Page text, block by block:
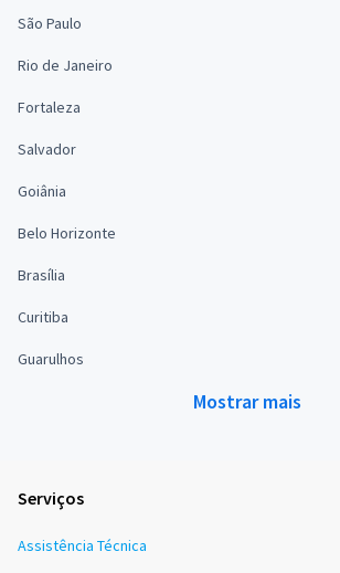
São Paulo
Rio de Janeiro
Fortaleza
Salvador
Goiânia
Belo Horizonte
Brasília
Curitiba
Guarulhos
Mostrar mais
Serviços
Assistência Técnica